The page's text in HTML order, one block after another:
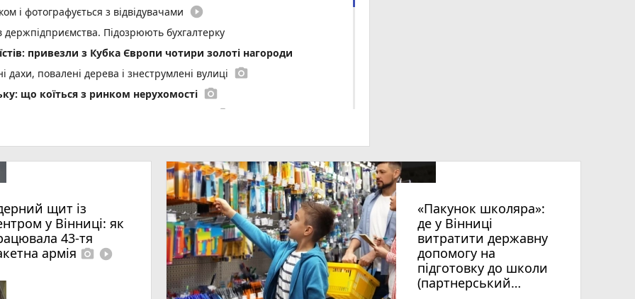
і фотографується з відвідувачами play_circle_filled
Підозрюють бухгалтерку
привезли з Кубка Європи чотири золоті нагороди
повалені дерева і знеструмлені вулиці photo_camera
що коїться з ринком нерухомості photo_camera
погода на Вінниччині
під час сварки
взяли під варту
photo_camera
на Вінниччині ввели карантин
за комуналку? Ми запитали вінничан
що прямує до Козятина
щит із
у Вінниці: як
43-тя
армія photo_camera play_circle_filled
«Пакунок школяра»:
де у Вінниці
витратити державну
допомогу на
підготовку до школи
(партнерський